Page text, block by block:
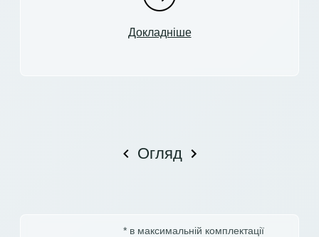
Докладніше
Огляд
* в максимальній комплектації